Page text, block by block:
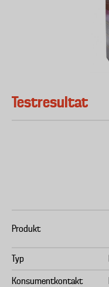
Testresultat
Produkt
Typ
Konsumentkontakt